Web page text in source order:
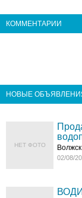
КОММЕНТАРИИ
НОВЫЕ
НЕТ ФОТО Волжск
02/08/